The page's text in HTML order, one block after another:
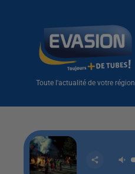
Toute l'actualité de votre région